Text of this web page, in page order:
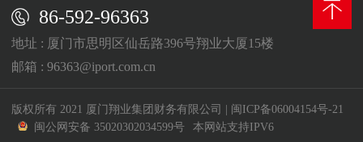
整存整
取
三个月
0.70
86-592-96363
地址 : 厦门市思明区仙岳路396号翔业大厦15楼
邮箱 : 96363@iport.com.cn
版权所有 2021 厦门翔业集团财务有限公司 | 闽ICP备06004154号-21
闽公网安备 35020302034599号
本网站支持IPV6